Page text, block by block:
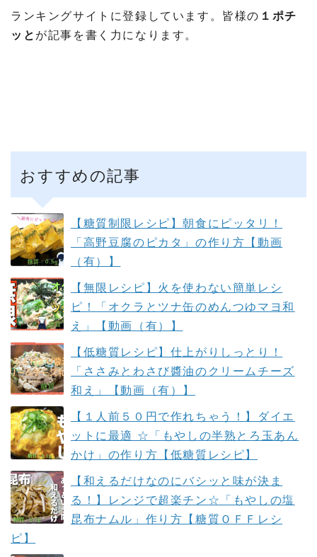
ランキングサイトに登録しています。皆様の １ポチ
ッとが記事を書く力になります。
おすすめの記事
【糖質制限レシピ】朝食にピッタリ！
「高野豆腐のピカタ」の作り方【動画
（有）】
【無限レシピ】火を使わない簡単レシ
ピ！「オクラとツナ缶のめんつゆマヨ和
え」【動画（有）】
【低糖質レシピ】仕上がりしっとり！
「ささみとわさび醬油のクリームチーズ
和え」【動画（有）】
【１人前５０円で作れちゃう！】ダイエ
ットに最適 ☆「もやしの半熟とろ玉あん
かけ」の作り方【低糖質レシピ】
【和えるだけなのにバシッと味が決ま
る！】レンジで超楽チン☆「もやしの塩
昆布ナムル」作り方【糖質ＯＦＦレシ
ピ】